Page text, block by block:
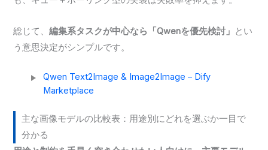
総じて、編集系タスクが中心なら「Qwenを優先検討」 とい
う意思決定がシンプルです。
Qwen Text2Image & Image2Image – Dify
Marketplace
主な画像モデルの比較表：用途別にどれを選ぶか一目で
分かる